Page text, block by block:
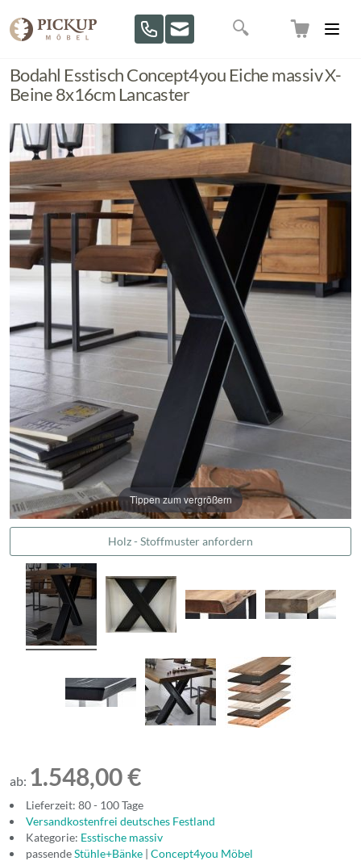
Suche
Bodahl Esstisch Concept4you Eiche massiv X-
Beine 8x16cm Lancaster
Tippen zum vergrößern
Holz - Stoffmuster anfordern
ab: 1.548,00 €
Lieferzeit: 80 - 100 Tage
Versandkostenfrei deutsches Festland
Kategorie: Esstische massiv
passendeStühle+Bänke | Concept4you Möbel